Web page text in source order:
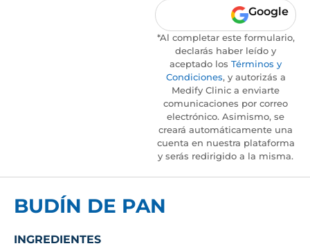
Google
*Al completar este formulario,
declarás haber leído y
aceptado los Términos y
Condiciones, y autorizás a
Medify Clinic a enviarte
comunicaciones por correo
electrónico. Asimismo, se
creará automáticamente una
cuenta en nuestra plataforma
y serás redirigido a la misma.
BUDÍN DE PAN
INGREDIENTES